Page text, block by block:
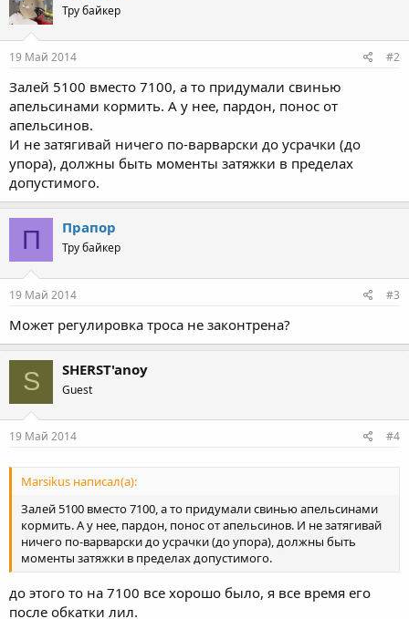
Тру байкер
19 Май 2014 #2
Залей 5100 вместо 7100, а то придумали свинью
апельсинами кормить. А у нее, пардон, понос от
апельсинов.
И не затягивай ничего по-варварски до усрачки (до
упора), должны быть моменты затяжки в пределах
допустимого.
П Прапор
Тру байкер
19 Май 2014 #3
Может регулировка троса не законтрена?
S SHERST'anoy
Guest
19 Май 2014 #4
Marsikus написал(а):
Залей 5100 вместо 7100, а то придумали свинью апельсинами
кормить. А у нее, пардон, понос от апельсинов. И не затягивай
ничего по-варварски до усрачки (до упора), должны быть
моменты затяжки в пределах допустимого.
до этого то на 7100 все хорошо было, я все время его
после обкатки лил.